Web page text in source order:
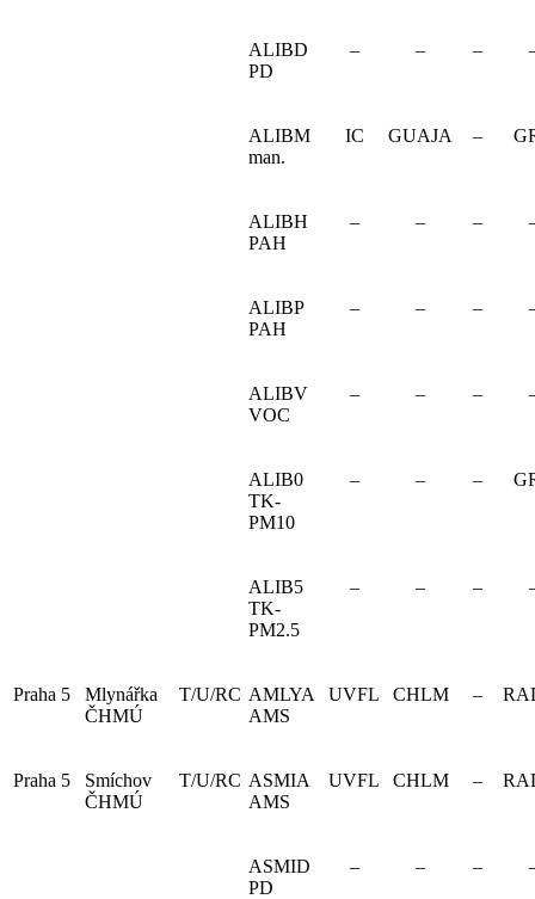
ALIBD
PD
– – –
ALIBM
man.
IC GUAJA –
ALIBH
PAH
– – –
ALIBP
PAH
– – –
ALIBV
VOC
– – –
ALIB0
TK-
PM10
– – –
ALIB5
TK-
PM2.5
– – –
Praha 5
Mlynářka
ČHMÚ
T/U/RC AMLYA
AMS
UVFL CHLM –
Praha 5
Smíchov
ČHMÚ
T/U/RC ASMIA
AMS
UVFL CHLM –
ASMID
PD
– – –